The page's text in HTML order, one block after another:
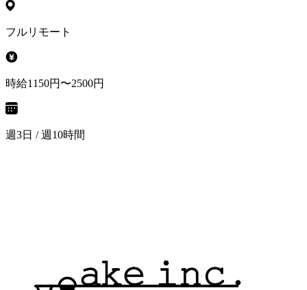
フルリモート
時給1150円〜2500円
週3日 / 週10時間